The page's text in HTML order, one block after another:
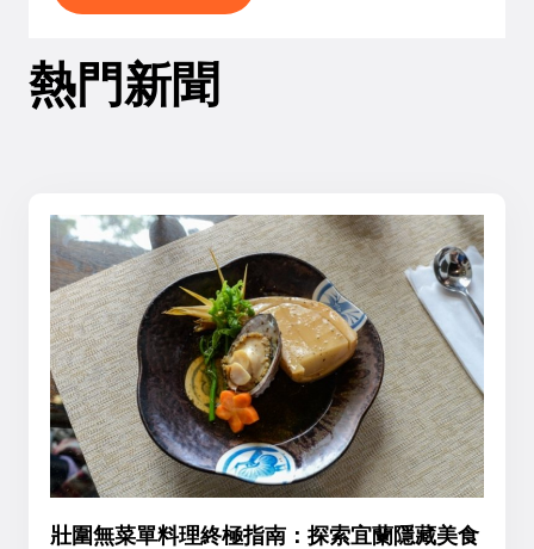
熱門新聞
壯圍無菜單料理終極指南：探索宜蘭隱藏美食